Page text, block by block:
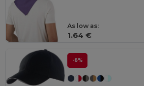
As low as:
1.64 €
-6%